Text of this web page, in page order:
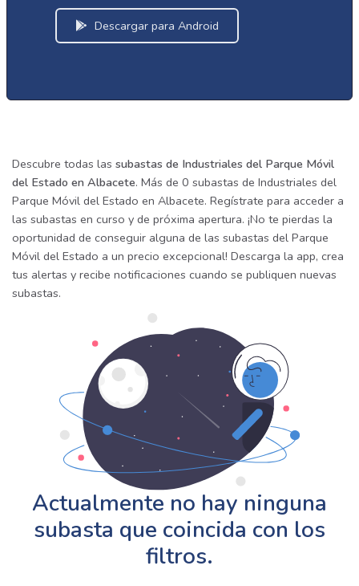
Descargar para Android
Descubre todas las subastas de Industriales del Parque Móvil
del Estado en Albacete. Más de 0 subastas de Industriales del
Parque Móvil del Estado en Albacete. Regístrate para acceder a
las subastas en curso y de próxima apertura. ¡No te pierdas la
oportunidad de conseguir alguna de las subastas del Parque
Móvil del Estado a un precio excepcional! Descarga la app, crea
tus alertas y recibe notificaciones cuando se publiquen nuevas
subastas.
Actualmente no hay ninguna
subasta que coincida con los
filtros.